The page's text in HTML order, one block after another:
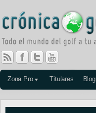
Zona Pro Titulares Blog